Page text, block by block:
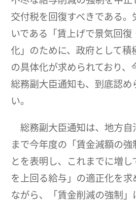
交付税を回復すべきである
いである「賃上げで景気回
化」のために、政府として
の具体化が求められており、
総務副大臣通知も、到底認
い。
総務副大臣通知は、地方自
まで今年度の「賃金減額の
とを表明し、これまでに増
を上回る給与」の適正化を
ながら、「賃金削減の強制